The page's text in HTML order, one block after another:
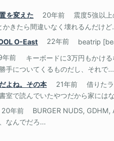
を変えた 20年前
震度5強以
かきたら間違いなく壊れるんだけ
O-East
22年前
beatrip
年前
キーボードに3万円もかけ
手についてくるものだし、それで...
よね。その本
21年前
借りた
室で読んでいたやつだから家には
20年前
BURGER NUDS, GDHM,
なんでだろ...